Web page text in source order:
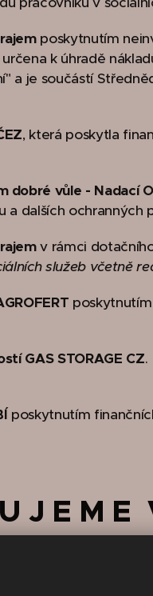
poskytnutím
k úhradě
a je součástí
, která poskytla
dobré vůle - Nadací
a dalších ochranných
v rámci
služeb včetně
GAS STORAGE CZ.
poskytnutím
J E M E